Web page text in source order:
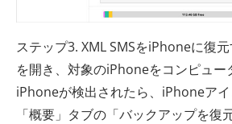
ステップ3. XML SMSをiPhoneに復
を開き、対象のiPhoneをコンピュー
iPhoneが検出されたら、iPhoneア
「概要」タブの「バックアップを復